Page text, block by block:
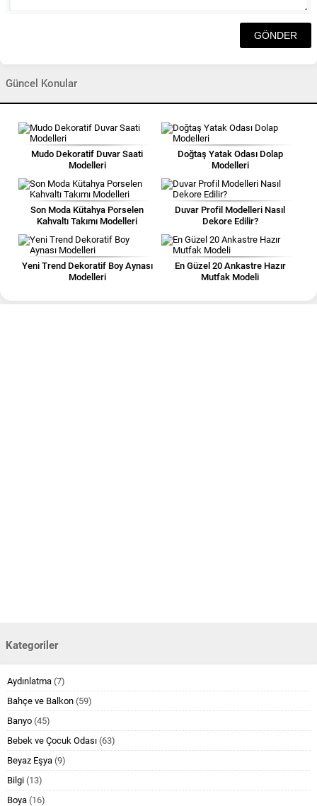
Güncel Konular
Mudo Dekoratif Duvar Saati
Modelleri
Doğtaş Yatak Odası Dolap
Modelleri
Son Moda Kütahya Porselen
Kahvaltı Takımı Modelleri
Duvar Profil Modelleri Nasıl
Dekore Edilir?
Yeni Trend Dekoratif Boy Aynası
Modelleri
En Güzel 20 Ankastre Hazır
Mutfak Modeli
Kategoriler
Aydınlatma (7)
Bahçe ve Balkon (59)
Banyo (45)
Bebek ve Çocuk Odası (63)
Beyaz Eşya (9)
Bilgi (13)
Boya (16)